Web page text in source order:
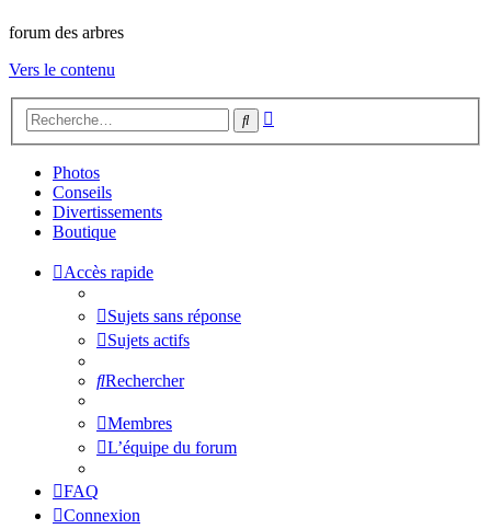
forum des arbres
Vers le contenu
Rechercher
Photos
Conseils
Divertissements
Boutique
Accès rapide
Sujets sans réponse
Sujets actifs
Rechercher
Membres
L’équipe du forum
FAQ
Connexion